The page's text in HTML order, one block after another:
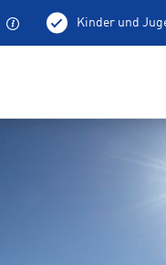
Kinder und